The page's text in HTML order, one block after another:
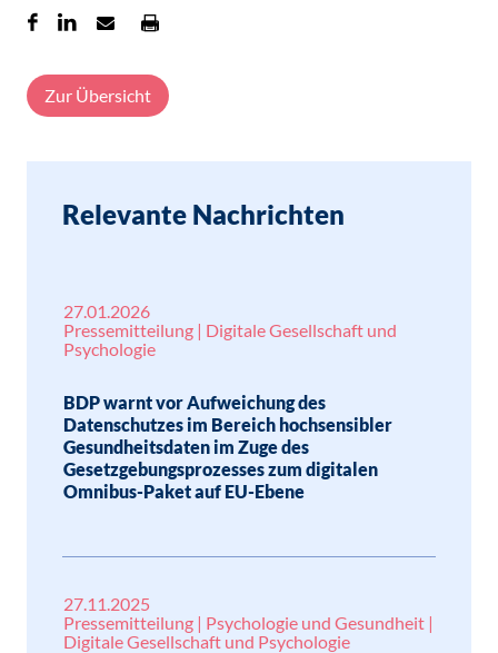
Zur Übersicht
Relevante Nachrichten
27.01.2026
Pressemitteilung | Digitale Gesellschaft und
Psychologie
BDP warnt vor Aufweichung des
Datenschutzes im Bereich hochsensibler
Gesundheitsdaten im Zuge des
Gesetzgebungsprozesses zum digitalen
Omnibus-Paket auf EU-Ebene
27.11.2025
Pressemitteilung | Psychologie und Gesundheit |
Digitale Gesellschaft und Psychologie